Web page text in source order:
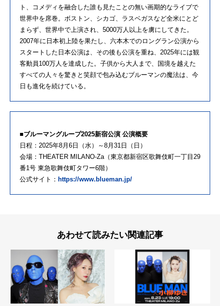
ト、コメディを融合した誰も見たことの無い画期的なライブで
世界中を席巻。ボストン、シカゴ、ラスベガスなど全米にとど
まらず、世界中で上演され、5000万人以上を虜にしてきた。
2007年に日本初上陸を果たし、六本木でのロングラン公演から
スタートした日本公演は、その後も公演を重ね、2025年には観
客動員100万人を達成した。子供から大人まで、国境を越えた
すべての人々を驚きと笑顔で包み込むブルーマンの魔法は、今
日も進化を続けている。
■ブルーマングループ2025新宿公演 公演概要
日程：2025年8月6日（水）～8月31日（日）
会場：THEATER MILANO-Za（東京都新宿区歌舞伎町一丁目29
番1号 東急歌舞伎町タワー6階）
公式サイト： https://www.blueman.jp/
あわせて読みたい関連記事